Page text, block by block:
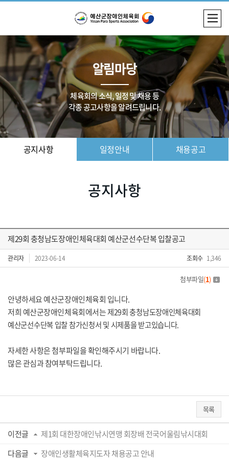
알림마당
체육회의 소식, 일정 및 채용 등
각종 공고사항을 알려드립니다.
공지사항 일정안내 채용공고
공지사항
제29회 충청남도장애인체육대회 예산군선수단복 입찰공고
관리자 2023-06-14 조회수 1,346
첨부파일(1)
안녕하세요 예산군장애인체육회 입니다.
저희 예산군장애인체육회에서는제29회 충청남도장애인체육대회
예산군선수단복 입찰 참가신청서 및 시제품을 받고있습니다.
자세한 사항은 첨부파일을 확인해주시기 바랍니다.
많은 관심과 참여부탁드립니다.
목록
이전글
제1회 대한장애인낚시연맹 회장배 전국어울림낚시대회
다음글
장애인생활체육지도자 채용공고 안내